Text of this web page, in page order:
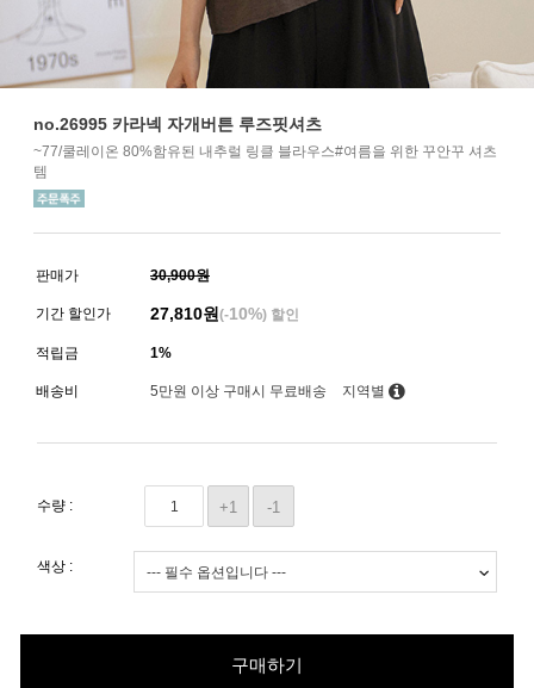
no.26995 카라넥 자개버튼 루즈핏셔츠
~77/쿨레이온 80%함유된 내추럴 링클 블라우스#여름을 위한 꾸안꾸 셔츠
템
판매가 30,900원
기간 할인가 27,810원 (-10%) 할인
적립금 1%
배송비 5만원 이상 구매시 무료배송 지역별
수량 : +1 -1
색상 :
구매하기